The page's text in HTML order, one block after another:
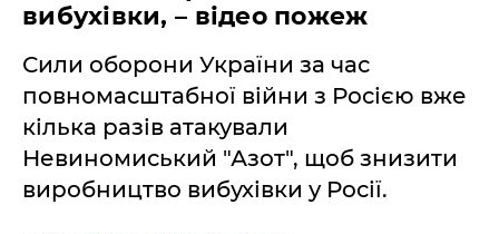
вибухівки, – відео пожеж
Сили оборони України за час
повномасштабної війни з Росією вже
кілька разів атакували
Невиномиський "Азот", щоб знизити
виробництво вибухівки у Росії.